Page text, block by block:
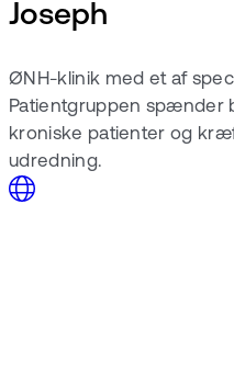
Joseph
ØNH-klinik med et af
Patientgruppen spænder
kroniske patienter og
udredning.